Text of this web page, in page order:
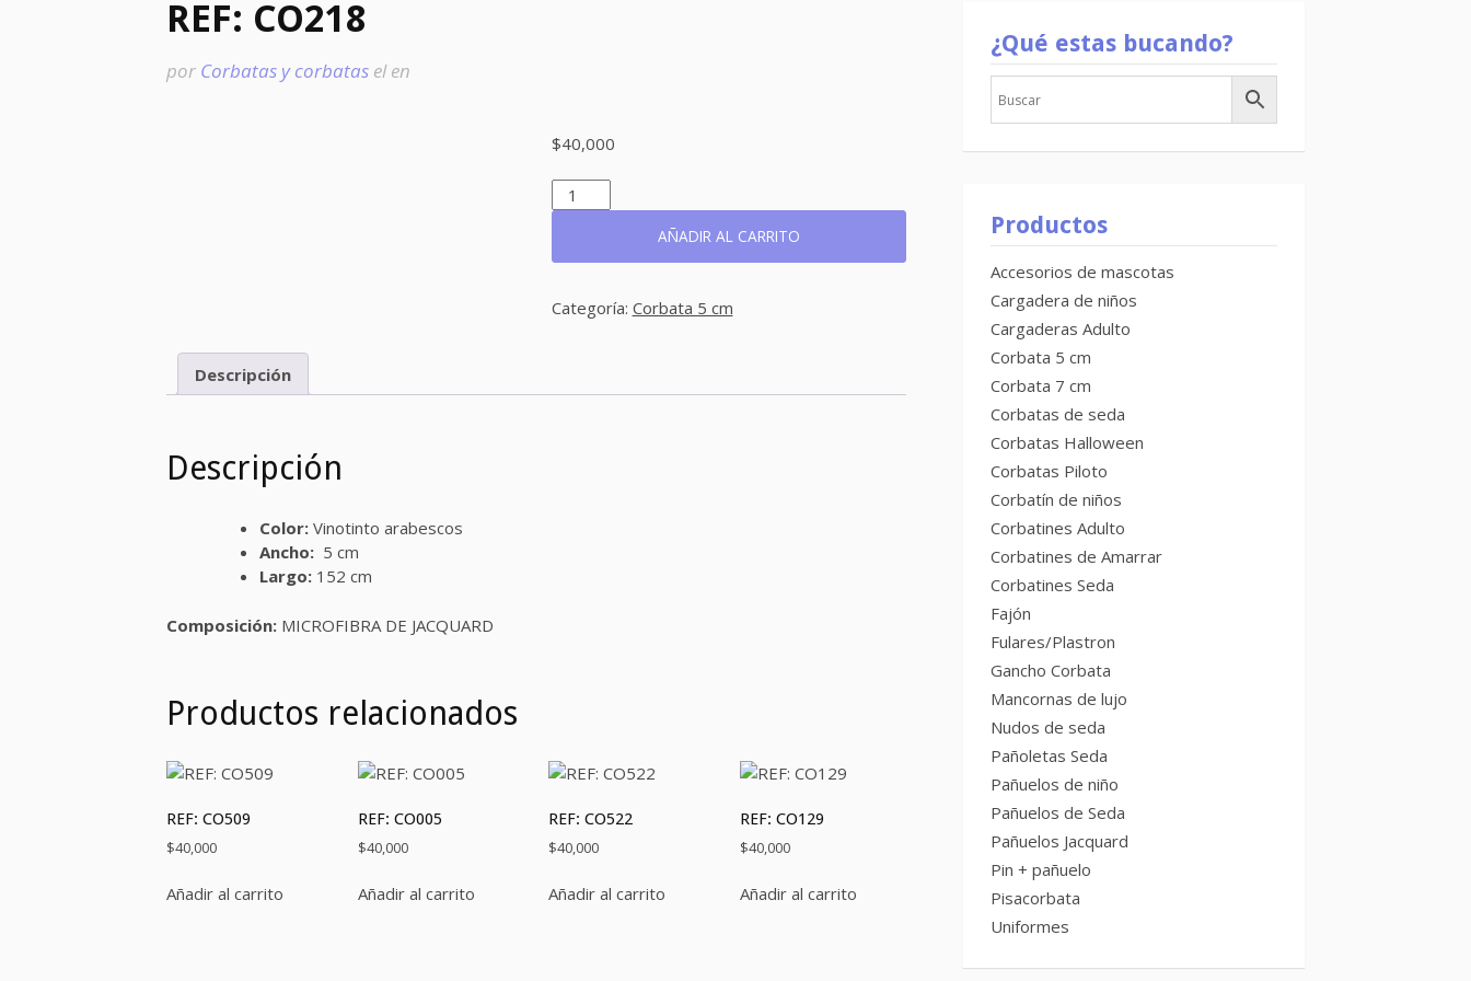
REF: CO218
por Corbatas y corbatas elen
$40,000
REF:
CO218
AÑADIR AL CARRITO
Categoría: Corbata 5 cm
Descripción
Descripción
Color: Vinotinto arabescos
Ancho: 5 cm
Largo: 152 cm
Composición: MICROFIBRA DE JACQUARD
Productos relacionados
REF: CO509
$40,000
Añadir al carrito
REF: CO005
$40,000
Añadir al carrito
REF: CO522
$40,000
Añadir al carrito
REF: CO129
$40,000
Añadir al carrito
¿Qué estas bucando?
Productos
Accesorios de mascotas
Cargadera de niños
Cargaderas Adulto
Corbata 5 cm
Corbata 7 cm
Corbatas de seda
Corbatas Halloween
Corbatas Piloto
Corbatín de niños
Corbatines Adulto
Corbatines de Amarrar
Corbatines Seda
Fajón
Fulares/Plastron
Gancho Corbata
Mancornas de lujo
Nudos de seda
Pañoletas Seda
Pañuelos de niño
Pañuelos de Seda
Pañuelos Jacquard
Pin + pañuelo
Pisacorbata
Uniformes